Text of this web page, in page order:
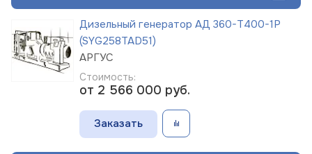
Дизельный генератор АД 360-Т400-1Р
(SYG258TAD51)
АРГУС
Стоимость:
от 2 566 000 руб.
Заказать